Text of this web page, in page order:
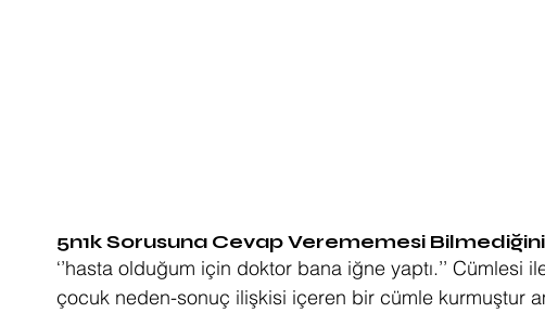
5n1k Sorusuna Cevap Verememesi
‘’hasta olduğum için doktor bana iğne yaptı.’’ Cümlesi
çocuk neden-sonuç ilişkisi içeren bir cümle kurmuştur